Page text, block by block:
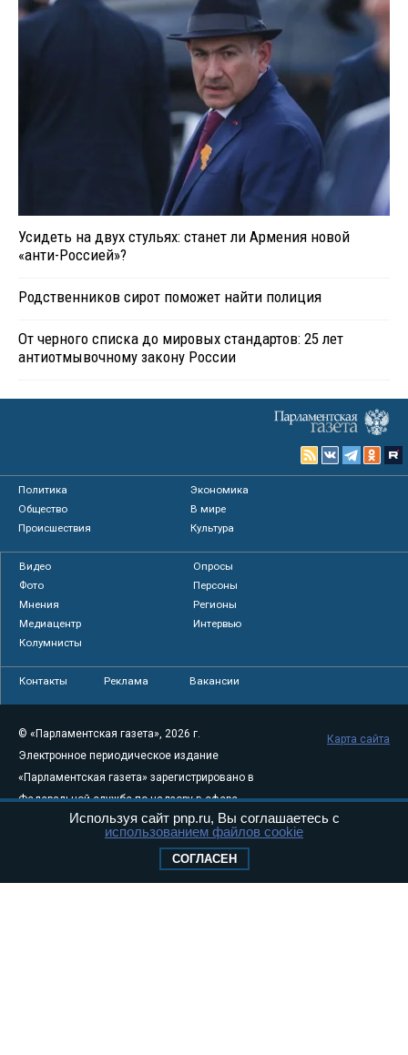
Усидеть на двух стульях: станет ли Армения новой
«анти-Россией»?
Родственников сирот поможет найти полиция
От черного списка до мировых стандартов: 25 лет
антиотмывочному закону России
Политика
Экономика
Общество
В мире
Происшествия
Культура
Видео
Опросы
Фото
Персоны
Мнения
Регионы
Медиацентр
Интервью
Колумнисты
Контакты Реклама Вакансии
© «Парламентская газета», 2026 г.
Электронное периодическое издание
«Парламентская газета» зарегистрировано в
Федеральной службе по надзору в сфере
связи, информационных технологий и
массовых коммуникаций (Роскомнадзор) 05
Свидетельство о регистрации Эл № ФС77-
Карта сайта
Используя сайт pnp.ru, Вы соглашаетесь с
использованием файлов cookie
СОГЛАСЕН